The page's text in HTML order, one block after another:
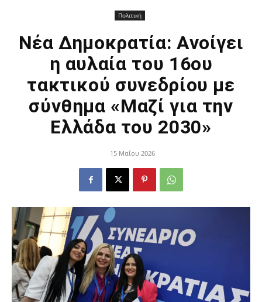
Πολιτική
Νέα Δημοκρατία: Ανοίγει
η αυλαία του 16ου
τακτικού συνεδρίου με
σύνθημα «Μαζί για την
Ελλάδα του 2030»
15 Μαΐου 2026